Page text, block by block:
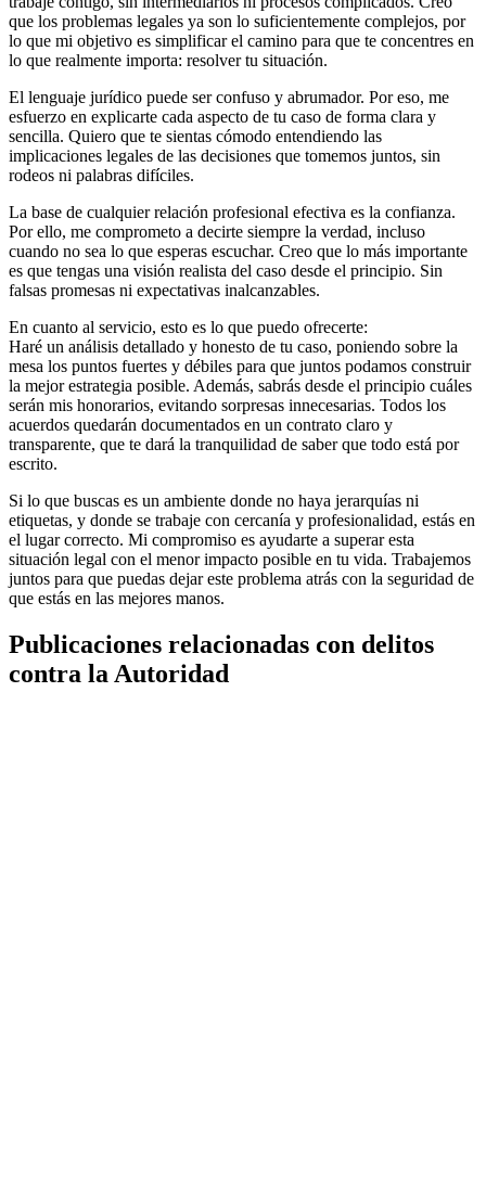
que los problemas legales ya son lo suficientemente complejos, por
lo que mi objetivo es simplificar el camino para que te concentres en
lo que realmente importa: resolver tu situación.
El lenguaje jurídico puede ser confuso y abrumador. Por eso, me
esfuerzo en explicarte cada aspecto de tu caso de forma clara y
sencilla. Quiero que te sientas cómodo entendiendo las
implicaciones legales de las decisiones que tomemos juntos, sin
rodeos ni palabras difíciles.
La base de cualquier relación profesional efectiva es la confianza.
Por ello, me comprometo a decirte siempre la verdad, incluso
cuando no sea lo que esperas escuchar. Creo que lo más importante
es que tengas una visión realista del caso desde el principio. Sin
falsas promesas ni expectativas inalcanzables.
En cuanto al servicio, esto es lo que puedo ofrecerte:
Haré un análisis detallado y honesto de tu caso, poniendo sobre la
mesa los puntos fuertes y débiles para que juntos podamos construir
la mejor estrategia posible. Además, sabrás desde el principio cuáles
serán mis honorarios, evitando sorpresas innecesarias. Todos los
acuerdos quedarán documentados en un contrato claro y
transparente, que te dará la tranquilidad de saber que todo está por
escrito.
Si lo que buscas es un ambiente donde no haya jerarquías ni
etiquetas, y donde se trabaje con cercanía y profesionalidad, estás en
el lugar correcto. Mi compromiso es ayudarte a superar esta
situación legal con el menor impacto posible en tu vida. Trabajemos
juntos para que puedas dejar este problema atrás con la seguridad de
que estás en las mejores manos.
Publicaciones relacionadas con delitos
contra la Autoridad